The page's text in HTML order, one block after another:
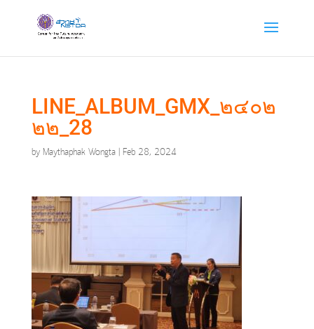
LINE_ALBUM_GMX_๒๔๐๒
๒๒_28
by Maythaphak Wongta| Feb 28, 2024